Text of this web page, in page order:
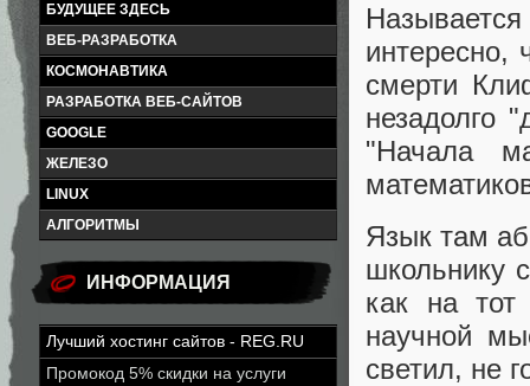
БУДУЩЕЕ ЗДЕСЬ
ВЕБ-РАЗРАБОТКА
КОСМОНАВТИКА
РАЗРАБОТКА ВЕБ-САЙТОВ
GOOGLE
ЖЕЛЕЗО
LINUX
АЛГОРИТМЫ
ИНФОРМАЦИЯ
Лучший хостинг сайтов - REG.RU
Промокод 5% скидки на услуги
интересно,
смерти
незадолго
"Начала
Язык там
школьнику
как на
научной
светил, не